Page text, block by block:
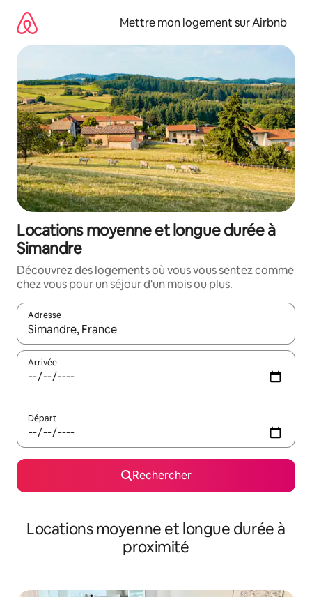
directement
contenu
Mettre mon logement sur Airbnb
Locations moyenne et longue durée à
Simandre
Découvrez des logements où vous vous sentez comme
chez vous pour un séjour d'un mois ou plus.
Adresse
Lorsque les résultats s'affichent, utilisez les flèches vers le
Arrivée
Départ
Rechercher
Locations moyenne et longue durée à
proximité